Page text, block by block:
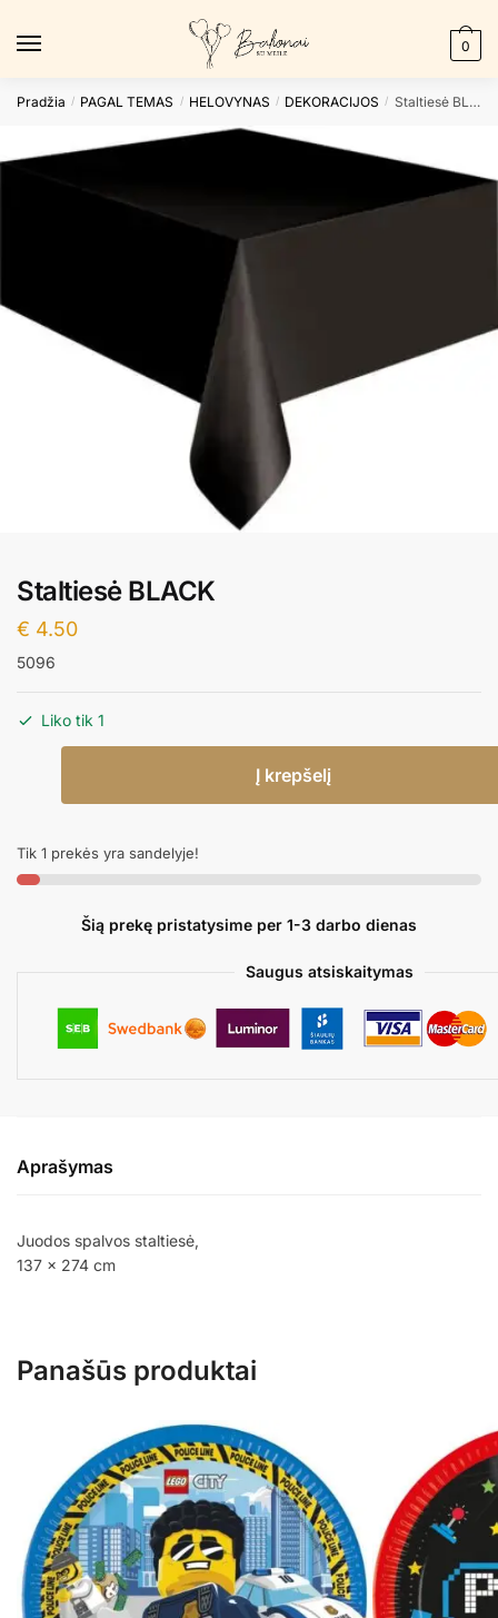
0
Pradžia / PAGAL TEMAS / HELOVYNAS / DEKORACIJOS / Staltiesė BLACK
Staltiesė BLACK
€ 4.50
5096
Liko tik 1
Į krepšelį
Tik 1 prekės yra sandelyje!
Šią prekę pristatysime per 1-3 darbo dienas
Saugus atsiskaitymas
Aprašymas
Juodos spalvos staltiesė,
137 x 274 cm
Panašūs produktai